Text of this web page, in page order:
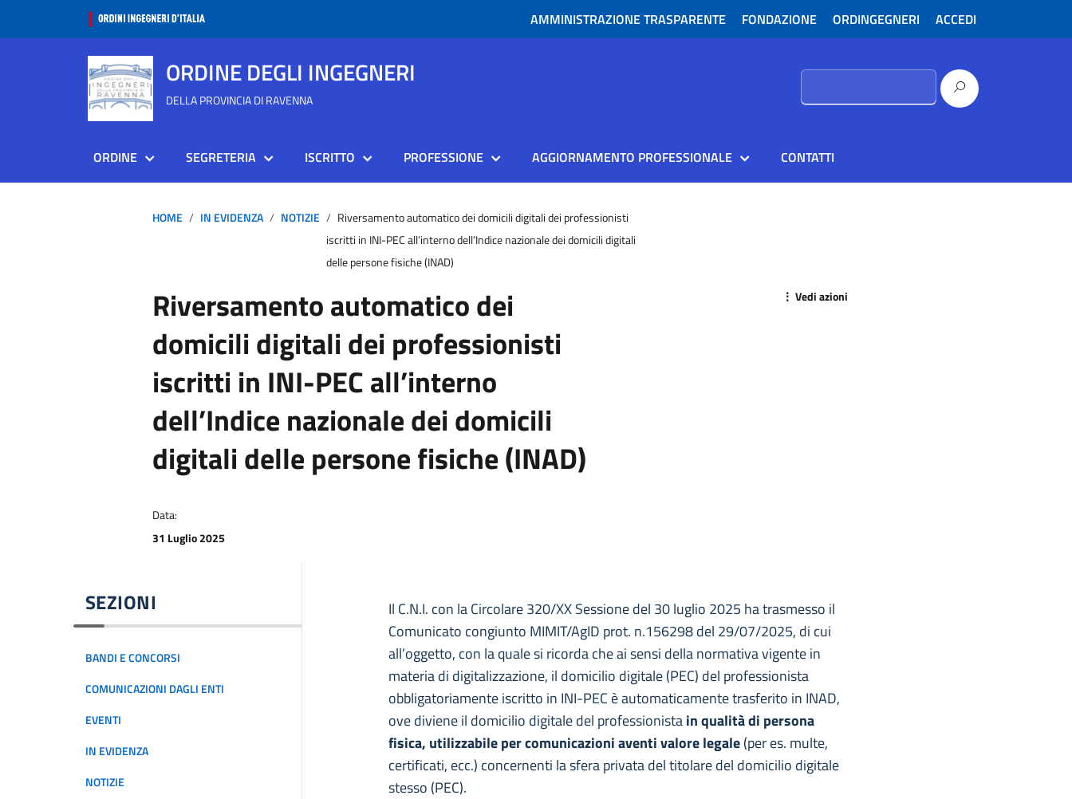
AMMINISTRAZIONE TRASPARENTE FONDAZIONE ORDINGEGNERI ACCEDI
ORDINE DEGLI INGEGNERI
DELLA PROVINCIA DI RAVENNA
Ricerca
ORDINE SEGRETERIA ISCRITTO PROFESSIONE AGGIORNAMENTO PROFESSIONALE CONTATTI
HOME IN EVIDENZA NOTIZIE
Riversamento automatico dei domicili digitali dei professionisti
iscritti in INI-PEC all’interno dell’Indice nazionale dei domicili digitali
delle persone fisiche (INAD)
Riversamento automatico dei
domicili digitali dei professionisti
iscritti in INI-PEC all’interno
dell’Indice nazionale dei domicili
digitali delle persone fisiche (INAD)
⋮ Vedi azioni
Data:
31 Luglio 2025
SEZIONI
BANDI E CONCORSI
COMUNICAZIONI DAGLI ENTI
EVENTI
IN EVIDENZA
NOTIZIE
Il C.N.I. con la Circolare 320/XX Sessione del 30 luglio 2025 ha trasmesso il
Comunicato congiunto MIMIT/AgID prot. n.156298 del 29/07/2025, di cui
all’oggetto, con la quale si ricorda che ai sensi della normativa vigente in
materia di digitalizzazione, il domicilio digitale (PEC) del professionista
obbligatoriamente iscritto in INI-PEC è automaticamente trasferito in INAD,
ove diviene il domicilio digitale del professionistain qualità di persona
fisica, utilizzabile per comunicazioni aventi valore legale(per es. multe,
certificati, ecc.) concernenti la sfera privata del titolare del domicilio digitale
stesso (PEC).